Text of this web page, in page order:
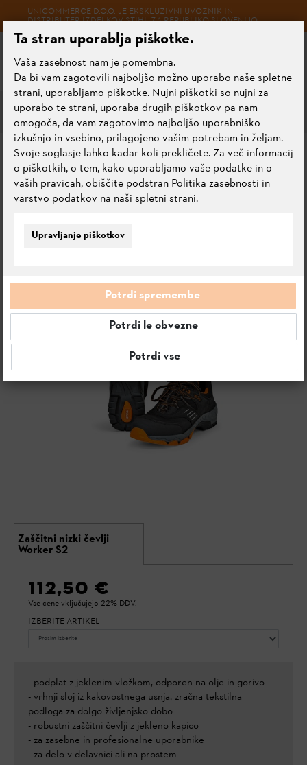
UNICOMMERCE D.O.O. JE EKSKLUZIVNI UVOZNIK IN
DISTRIBUTER IZDELKOV STIHL ZA REPUBLIKO SLOVENIJO.
Meni
Obutev
ZAŠČITNI NIZKI ČEVLJI
WORKER S2
Zaščitni nizki čevlji
Worker S2
112,50 €
Vse cene vključujejo 22% DDV.
IZBERITE ARTIKEL
- podplat z jeklenim vložkom, odporen na olje in gorivo
- vrhnji sloj iz kakovostnega usnja, zračna tekstilna
podloga za dolgo življenjsko dobo
- robustni zaščitni čevlji z jekleno kapico
- za zasebne in profesionalne uporabnike
- za delo v delavnici ali na prostem
Upravljanje piškotkov
Ta stran uporablja piškotke.
Vaša zasebnost nam je pomembna.
Da bi vam zagotovili najboljšo možno uporabo naše spletne
strani, uporabljamo piškotke. Nujni piškotki so nujni za
uporabo te strani, uporaba drugih piškotkov pa nam
omogoča, da vam zagotovimo najboljšo uporabniško
izkušnjo in vsebino, prilagojeno vašim potrebam in željam.
Svoje soglasje lahko kadar koli prekličete. Za več informacij
o piškotkih, o tem, kako uporabljamo vaše podatke in o
vaših pravicah, obiščite podstran Politika zasebnosti in
varstvo podatkov na naši spletni strani.
Potrdi spremembe
Potrdi le obvezne
Potrdi vse